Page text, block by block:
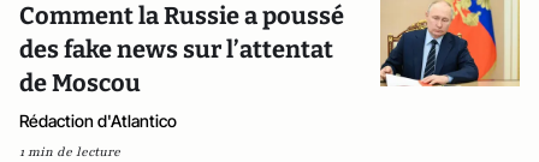
Comment la Russie a poussé
des fake news sur l’attentat
de Moscou
Rédaction d'Atlantico
1 min de lecture